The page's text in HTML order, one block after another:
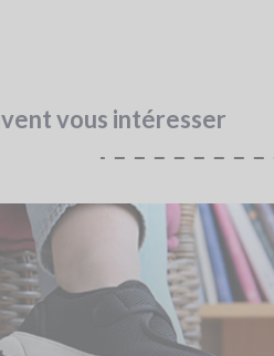
vous intéresser